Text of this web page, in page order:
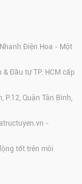
Điện Hoa - Một
Đầu tư TP. HCM cấp
Quận Tân Bình,
-
tốt trên môi